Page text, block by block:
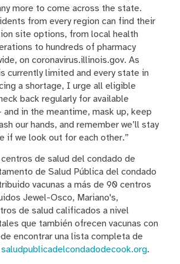
more to come across the state.
from every region can find their
site options, from local health
to hundreds of pharmacy
on coronavirus.illinois.gov. As
currently limited and every state in
a shortage, I urge all eligible
back regularly for available
in the meantime, mask up, keep
our hands, and remember we’ll stay
if we look out for each other.”
de salud del condado de
de Salud Pública del condado
vacunas a más de 90 centros
Jewel-Osco, Mariano's,
de salud calificados a nivel
que también ofrecen vacunas con
encontrar una lista completa de
saludpublicadelcondadodecook.org.